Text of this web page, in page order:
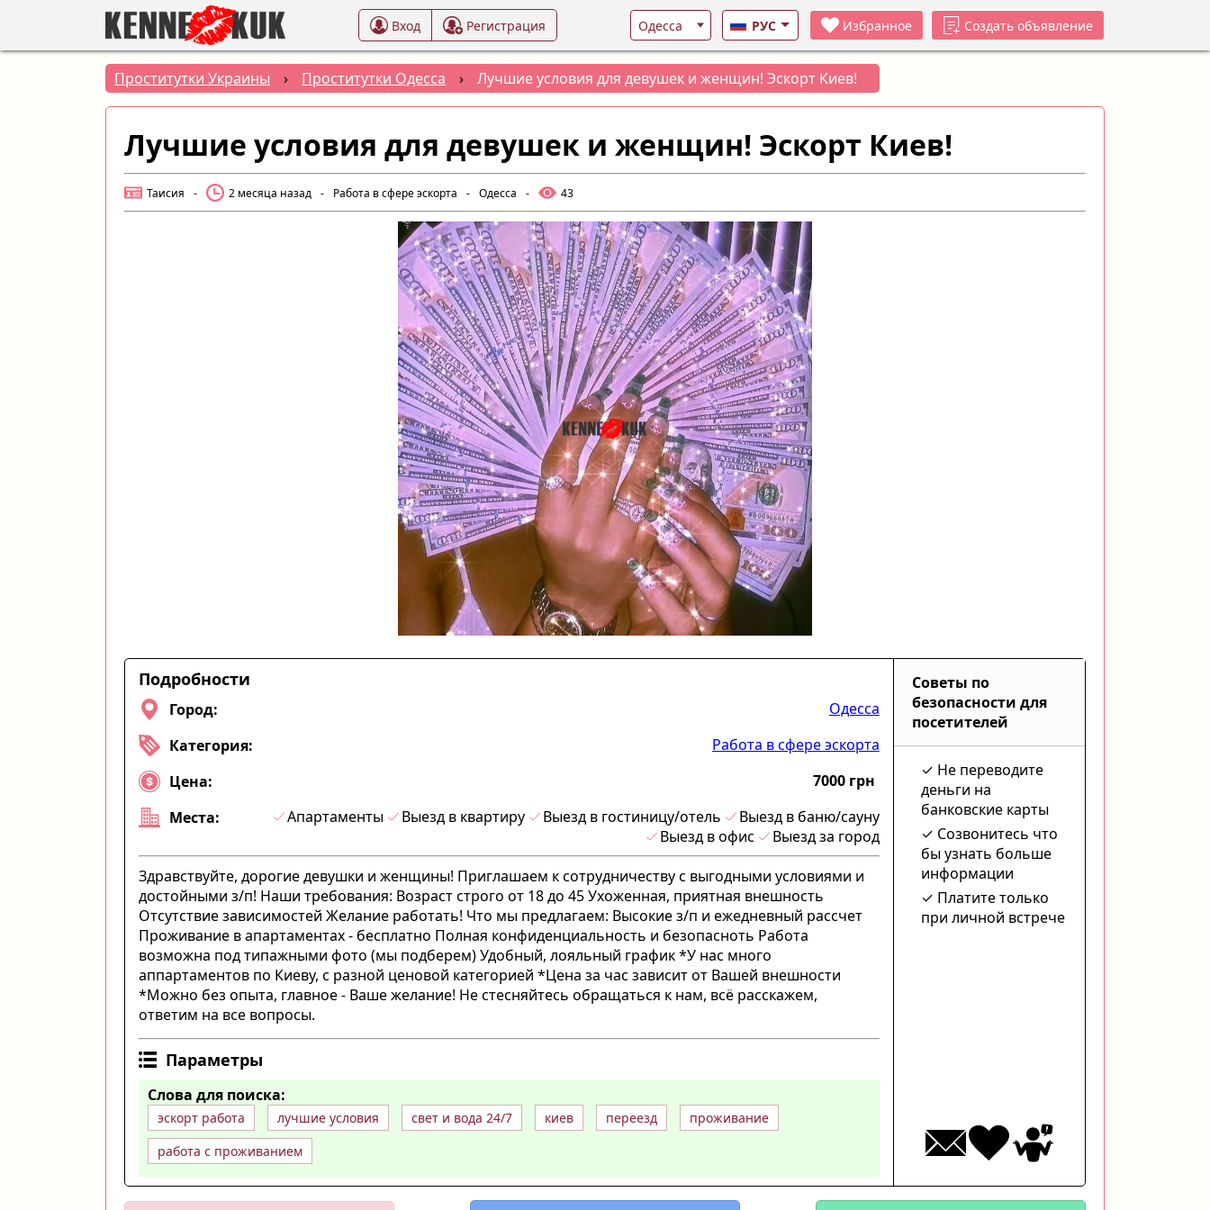
Вход Регистрация РУС Избранное Создать объявление
Проститутки Украины › Проститутки Одесса › Лучшие условия для девушек и женщин! Эскорт Киев!
Лучшие условия для девушек и женщин! Эскорт Киев!
Таисия - 2 месяца назад - Работа в сфере эскорта - Одесса - 43
Подробности
Город:
Одесса
Категория:
Работа в сфере эскорта
Цена:
7000 грн
Места:
Апартаменты Выезд в квартиру Выезд в гостиницу/отель
Выезд в баню/сауну
Выезд в офис
Выезд за город
Здравствуйте, дорогие девушки и женщины! Приглашаем к сотрудничеству с выгодными условиями и
достойными з/п! Наши требования: Возраст строго от 18 до 45 Ухоженная, приятная внешность
Отсутствие зависимостей Желание работать! Что мы предлагаем: Высокие з/п и ежедневный рассчет
Проживание в апартаментах - бесплатно Полная конфиденциальность и безопасноть Работа
возможна под типажными фото (мы подберем) Удобный, лояльный график *У нас много
аппартаментов по Киеву, с разной ценовой категорией *Цена за час зависит от Вашей внешности
*Можно без опыта, главное - Ваше желание! Не стесняйтесь обращаться к нам, всё расскажем,
ответим на все вопросы.
Параметры
Слова для поиска:
эскорт работа лучшие условия свет и вода 24/7 киев переезд
проживание
работа с проживанием
Советы по
безопасности для
посетителей
Не переводите
деньги на
банковские карты
Созвонитесь что
бы узнать больше
информации
Платите только
при личной встрече